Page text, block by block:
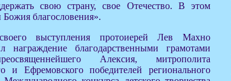
свою страну, свое Отечество. В этом
благословения».
выступления протоиерей Лев Махно
награждение благодарственными грамотами
Алексия, митрополита
и Ефремовского победителей регионального